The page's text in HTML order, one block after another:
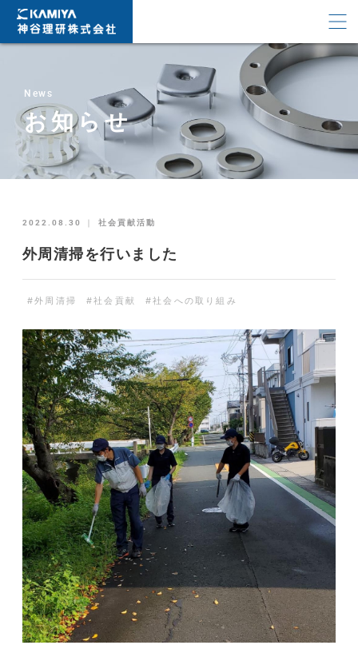
News
お知らせ
2022.08.30 ｜ 社会貢献活動
外周清掃を行いました
#外周清掃 #社会貢献 #社会への取り組み